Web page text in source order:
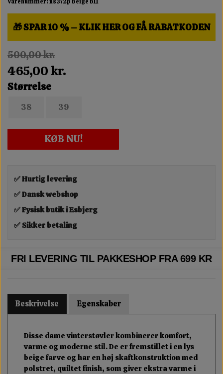
🎁 SPAR 10 % – KLIK HER OG FÅ RABATKODEN
500,00 kr.
465,00 kr.
Størrelse
38 39
KØB NU!
✅ Hurtig levering
✅ Dansk webshop
✅ Fysisk butik i Esbjerg
✅ Sikker betaling
FRI LEVERING TIL PAKKESHOP FRA 699 KR
Beskrivelse Egenskaber
Disse dame vinterstøvler kombinerer komfort,
varme og moderne stil. De er fremstillet i en lys
beige farve og har en høj skaftkonstruktion med
polstret, quiltet finish, som giver ekstra varme i